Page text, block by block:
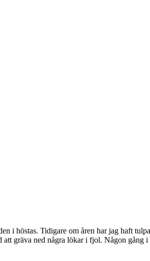
i höstas. Tidigare om åren har jag haft
gräva ned några lökar i fjol. Någon gång